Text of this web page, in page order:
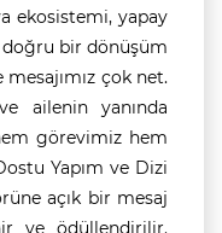
ekosistemi, yapay
bir dönüşüm
çok net.
ailenin yanında
görevimiz hem
Yapım ve Dizi
açık bir mesaj
ve ödüllendirilir.